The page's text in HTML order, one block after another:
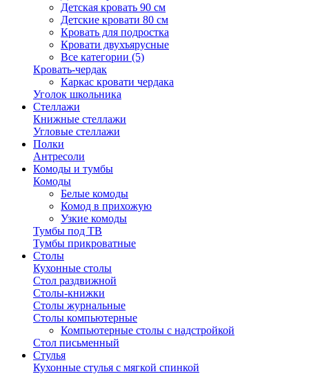
Детская кровать 90 см
Детские кровати 80 см
Кровать для подростка
Кровати двухъярусные
Все категории (5)
Кровать-чердак
Каркас кровати чердака
Уголок школьника
Стеллажи
Книжные стеллажи
Угловые стеллажи
Полки
Антресоли
Комоды и тумбы
Комоды
Белые комоды
Комод в прихожую
Узкие комоды
Тумбы под ТВ
Тумбы прикроватные
Столы
Кухонные столы
Стол раздвижной
Столы-книжки
Столы журнальные
Столы компьютерные
Компьютерные столы с надстройкой
Стол письменный
Стулья
Кухонные стулья с мягкой спинкой